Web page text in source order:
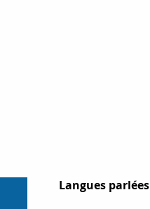
Langues parlées
Langues parlées